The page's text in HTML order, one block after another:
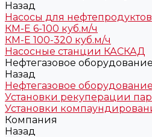
Назад
Насосы для нефтепродуктов
КМ-Е 6-100 куб.м/ч
КМ-Е 100-320 куб.м/ч
Насосные станции КАСКАД
Нефтегазовое оборудование
Назад
Нефтегазовое оборудование
Установки рекуперации
Установки
Компания
Назад